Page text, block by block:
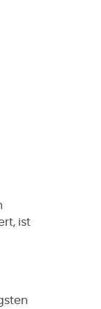
ist